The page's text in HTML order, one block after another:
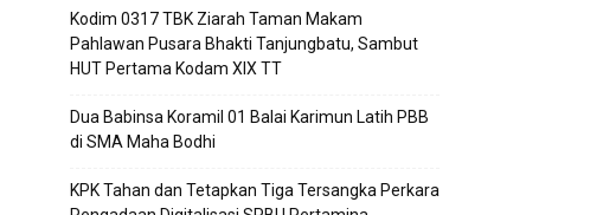
Kodim 0317 TBK Ziarah Taman Makam
Pahlawan Pusara Bhakti Tanjungbatu, Sambut
HUT Pertama Kodam XIX TT
Dua Babinsa Koramil 01 Balai Karimun Latih PBB
di SMA Maha Bodhi
KPK Tahan dan Tetapkan Tiga Tersangka Perkara